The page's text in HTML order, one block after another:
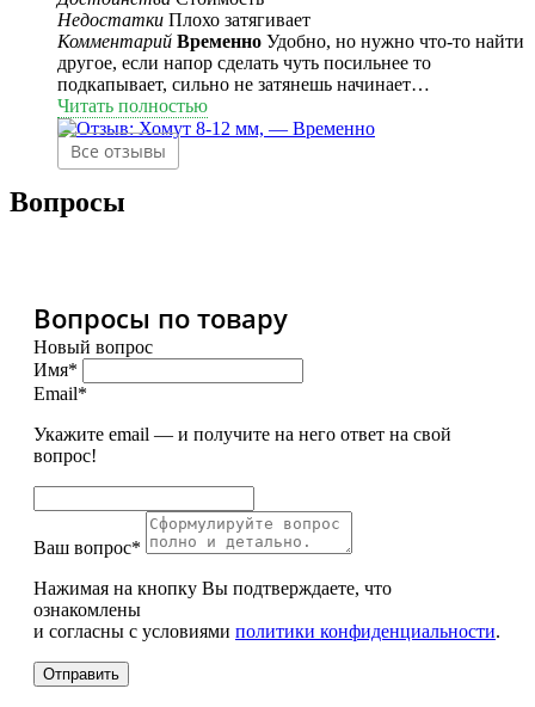
Недостатки Плохо затягивает
Комментарий Временно Удобно, но нужно что-то найти
другое, если напор сделать чуть посильнее то
подкапывает, сильно не затянешь начинает
прокручивать.
Читать полностью
Все отзывы
Вопросы
Вопросы по товару
Новый вопрос
Имя*
Email*
Укажите email — и получите на него ответ на свой
вопрос!
Ваш вопрос*
Нажимая на кнопку Вы подтверждаете, что
ознакомлены
и согласны с условиями политики конфиденциальности.